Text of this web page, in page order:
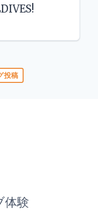
投稿
体験